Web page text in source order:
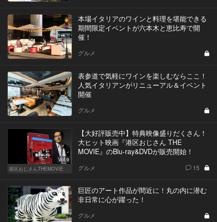
本場イタリアのワインと料理を堪能できる
期間限定イベントが六本木と恵比寿で開
催！
グルメ
表参道で気軽にワインを楽しむならここ！
人気イタリアンがリニューアル＆イベント
開催
グルメ
Vol.9
港区おじさんTHEMOVIE
【大好評販売中】特典映像盛りだくさん！
大ヒット映画『港区おじさん THE
MOVIE』のBlu-ray&DVDが販売開始！
グルメ 15
巨匠のアート作品が間近に！丸の内に潜む
非日常に心が躍った！
グルメ